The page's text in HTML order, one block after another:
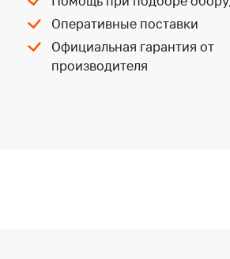
Оперативные поставки
Официальная гарантия от
производителя